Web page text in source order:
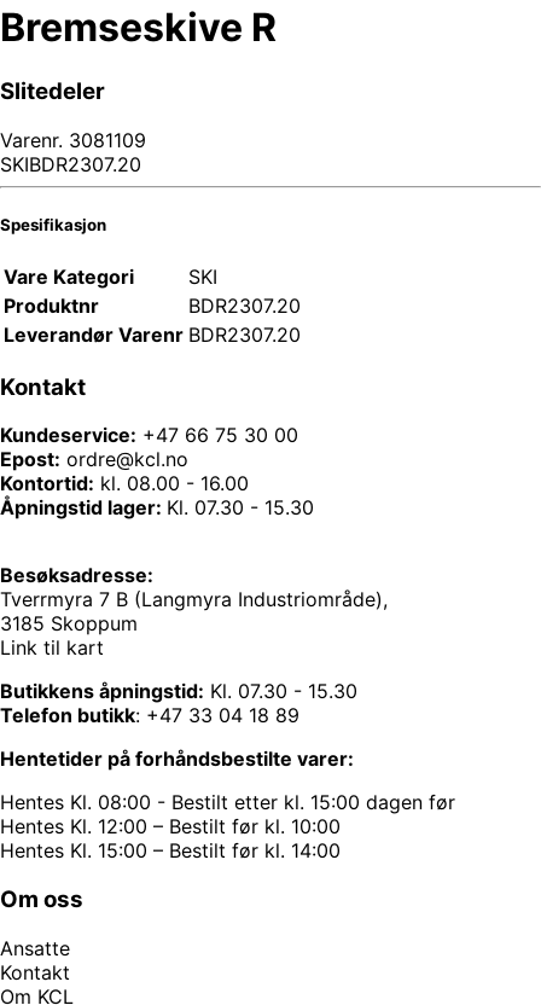
Bremseskive R
Slitedeler
Varenr. 3081109
SKIBDR2307.20
Spesifikasjon
Vare Kategori
SKI
Produktnr
BDR2307.20
Leverandør Varenr BDR2307.20
Kontakt
Kundeservice: +47 66 75 30 00
Epost: ordre@kcl.no
Kontortid: kl. 08.00 - 16.00
Åpningstid lager: Kl. 07.30 - 15.30
Besøksadresse:
Tverrmyra 7 B (Langmyra Industriområde),
3185 Skoppum
Link til kart
Butikkens åpningstid: Kl. 07.30 - 15.30
Telefon butikk: +47 33 04 18 89
Hentetider på forhåndsbestilte varer:
Hentes Kl. 08:00 - Bestilt etter kl. 15:00 dagen før
Hentes Kl. 12:00 – Bestilt før kl. 10:00
Hentes Kl. 15:00 – Bestilt før kl. 14:00
Om oss
Ansatte
Kontakt
Om KCL